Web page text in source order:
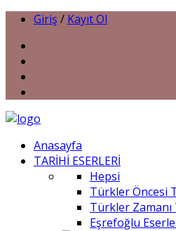
Giriş / Kayıt Ol
Anasayfa
TARİHİ ESERLERİ
Hepsi
Türkler Öncesi
Türkler
Eşrefoğlu